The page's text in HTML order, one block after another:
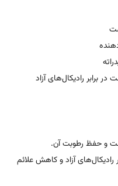
و حفظ رطوبت آن.
آزاد و کاهش علائم